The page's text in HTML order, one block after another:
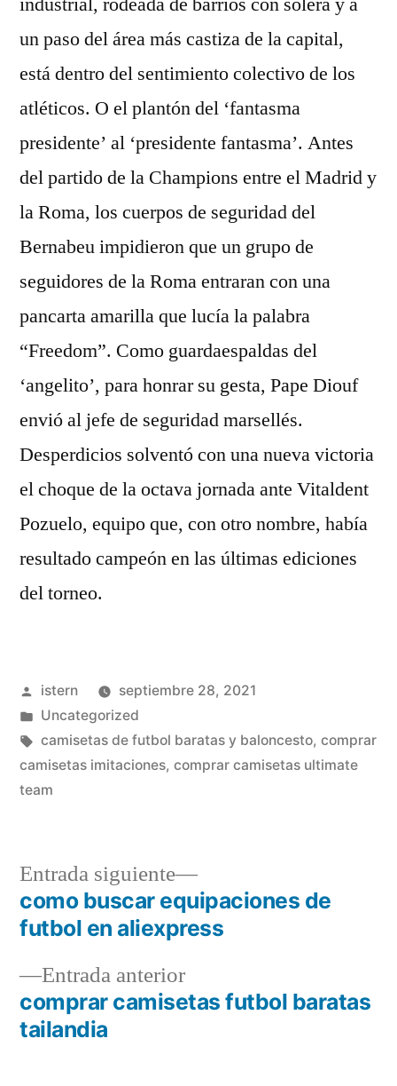
un paso del área más castiza de la capital,
está dentro del sentimiento colectivo de los
atléticos. O el plantón del ‘fantasma
presidente’ al ‘presidente fantasma’. Antes
del partido de la Champions entre el Madrid y
la Roma, los cuerpos de seguridad del
Bernabeu impidieron que un grupo de
seguidores de la Roma entraran con una
pancarta amarilla que lucía la palabra
“Freedom”. Como guardaespaldas del
‘angelito’, para honrar su gesta, Pape Diouf
envió al jefe de seguridad marsellés.
Desperdicios solventó con una nueva victoria
el choque de la octava jornada ante Vitaldent
Pozuelo, equipo que, con otro nombre, había
resultado campeón en las últimas ediciones
del torneo.
Publicado
por
istern
septiembre 28, 2021
Publicado
en
Uncategorized
Etiquetas:
camisetas de futbol baratas y baloncesto, comprar
camisetas imitaciones, comprar camisetas ultimate
team
Navegación
entradas
Entrada anteriorEntrada
anterior:
comprar camisetas futbol baratas
tailandia
Entrada siguiente
Entrada
siguiente:
como buscar equipaciones de
futbol en aliexpress